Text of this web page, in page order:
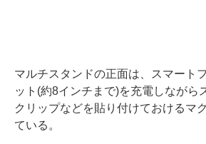
マルチスタンドの正面は、スマート
ット(約8インチまで)を充電しながら
クリップなどを貼り付けておけるマ
ている。